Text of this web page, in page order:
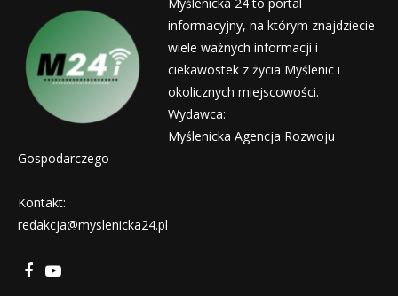
informacyjny, na którym znajdziecie
wiele ważnych informacji i
ciekawostek z życia Myślenic i
okolicznych miejscowości.
Wydawca:
Myślenicka Agencja Rozwoju
Gospodarczego
Kontakt:
redakcja@myslenicka24.pl